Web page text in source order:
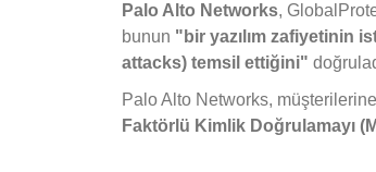
Palo Alto Networks,
bunun "bir yazılım zafiyetinin
attacks) temsil ettiğini"
Palo Alto Networks,
Faktörlü Kimlik Doğrulamayı